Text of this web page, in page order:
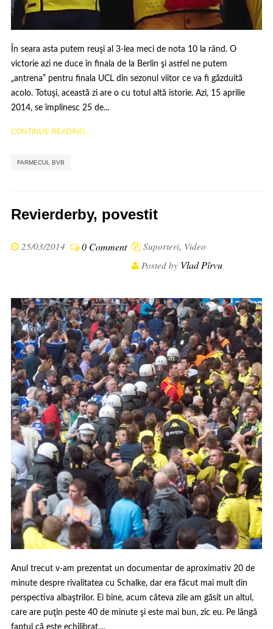
În seara asta putem reuşi al 3-lea meci de nota 10 la rând. O
victorie azi ne duce în finala de la Berlin şi astfel ne putem
„antrena” pentru finala UCL din sezonul viitor ce va fi găzduită
acolo. Totuşi, această zi are o cu totul altă istorie. Azi, 15 aprilie
2014, se împlinesc 25 de...
CONTINUE READING ...
FARMECUL BVB
Revierderby, povestit
25/03/2014 0 Comment Suporteri, Video
Posted by Vlad Pîrvu
Anul trecut v-am prezentat un documentar de aproximativ 20 de
minute despre rivalitatea cu Schalke, dar era făcut mai mult din
perspectiva albaştrilor. Ei bine, acum câteva zile am găsit un altul,
care are puţin peste 40 de minute şi este mai bun, zic eu. Pe lângă
faptul că este echilibrat,...